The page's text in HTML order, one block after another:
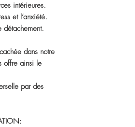
intérieures.
et l’anxiété.
dans notre
offre ainsi le
par des
: